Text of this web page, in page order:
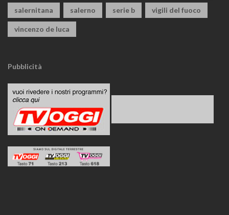
salernitana salerno serie b vigili del fuoco
vincenzo de luca
Pubblicità